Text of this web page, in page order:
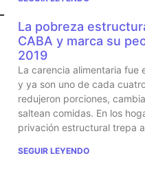
La pobreza
CABA y marca su
2019
La carencia alimentaria fue
y ya son uno de cada
redujeron porciones,
saltean comidas. En los
privación estructural trepa
SEGUIR LEYENDO